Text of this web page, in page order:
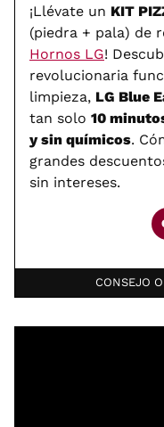
¡Llévate un KIT
(piedra + pala) de
Hornos LG!
revolucionaria
limpieza, LG Blue
tan solo 10
y sin químicos.
grandes
sin intereses.
CONSEJO